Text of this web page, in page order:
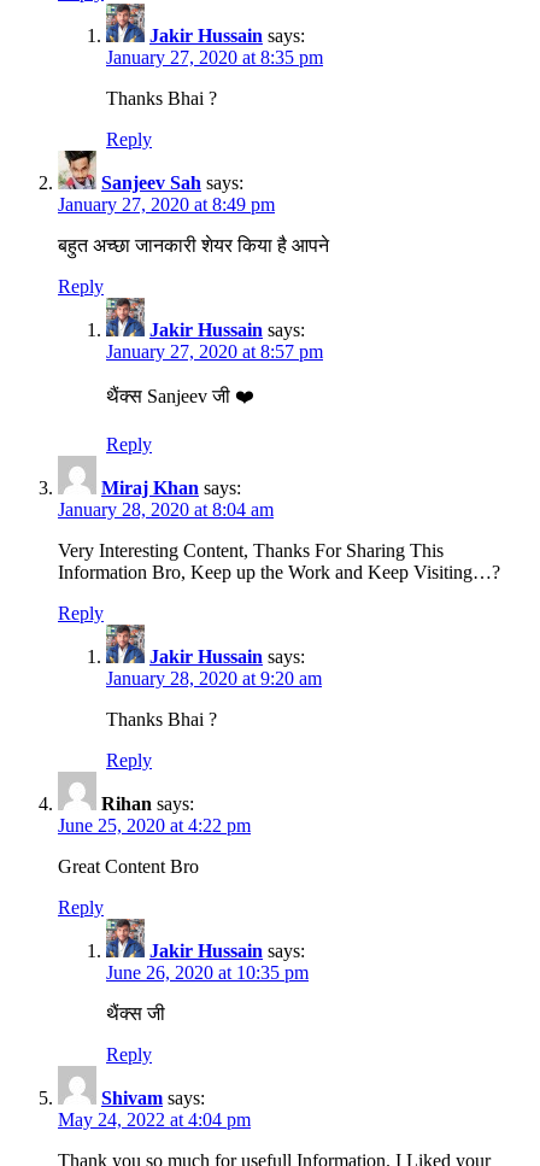
Jakir Hussain says:
January 27, 2020 at 8:35 pm
Thanks Bhai ?
Reply
Sanjeev Sah says:
January 27, 2020 at 8:49 pm
बहुत अच्छा जानकारी शेयर किया है आपने
Reply
Jakir Hussain says:
January 27, 2020 at 8:57 pm
थैंक्स Sanjeev जी ❤️
Reply
Miraj Khan says:
January 28, 2020 at 8:04 am
Very Interesting Content, Thanks For Sharing This
Information Bro, Keep up the Work and Keep Visiting…?
Reply
Jakir Hussain says:
January 28, 2020 at 9:20 am
Thanks Bhai ?
Reply
Rihan says:
June 25, 2020 at 4:22 pm
Great Content Bro
Reply
Jakir Hussain says:
June 26, 2020 at 10:35 pm
थैंक्स जी
Reply
Shivam says:
May 24, 2022 at 4:04 pm
Thank you so much for usefull Information. I Liked your